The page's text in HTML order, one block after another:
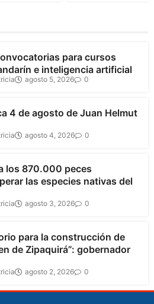
para cursos
e inteligencia artificial
agosto 5, 2026 0
4 de agosto de Juan Helmut
agosto 4, 2026 0
los 870.000 peces
las especies nativas del
agosto 3, 2026 0
para la construcción de
de Zipaquirá”: gobernador
agosto 2, 2026 0